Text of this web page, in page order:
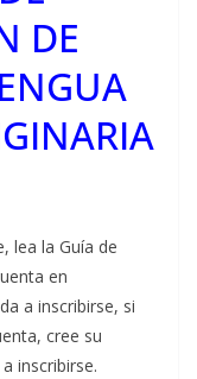
DE
lea la Guía de
en
a inscribirse, si
cree su
inscribirse.